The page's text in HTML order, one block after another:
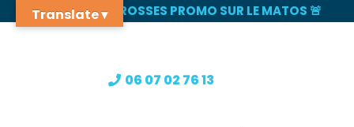
🚨 GROSSES PROMO SUR LE MATOS 🚨
06 07 02 76 13
Translate ▾